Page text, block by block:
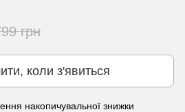
грн
коли з'явиться
накопичувальної знижки